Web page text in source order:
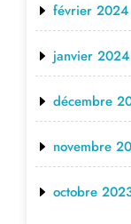
février 2024
janvier 2024
décembre
novembre
octobre